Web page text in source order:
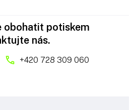
obohatit potiskem
nás.
+420 728 309 060